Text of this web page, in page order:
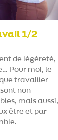
1/2
de légèreté,
Pour moi, le
travailler
non
mais aussi,
être et par